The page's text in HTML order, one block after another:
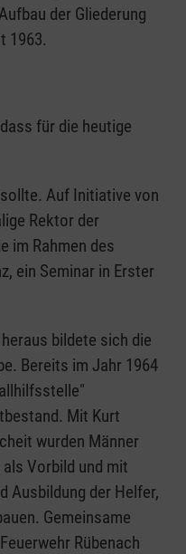
der Gliederung
1963.
für die heutige
Auf Initiative von
Rektor der
im Rahmen des
ein Seminar in Erster
bildete sich die
Bereits im Jahr 1964
Mit Kurt
wurden Männer
Vorbild und mit
Ausbildung der Helfer,
Gemeinsame
Rübenach